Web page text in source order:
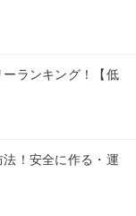
ランキング！【低
！安全に作る・運